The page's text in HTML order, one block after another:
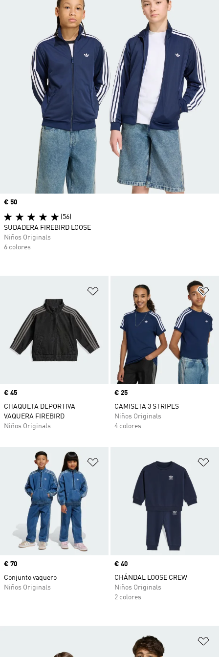
Añadir a la lista de deseos
Precio
€ 45
CHAQUETA DEPORTIVA
VAQUERA FIREBIRD
Niños Originals
Precio
€ 25
CAMISETA 3 STRIPES
Niños Originals
4 colores
Añadir a la lista de deseos
Precio
€ 70
Conjunto vaquero
Niños Originals
Precio
€ 40
CHÁNDAL LOOSE CREW
Niños Originals
2 colores
Precio
€ 50
(56)
SUDADERA FIREBIRD LOOSE
Niños Originals
6 colores